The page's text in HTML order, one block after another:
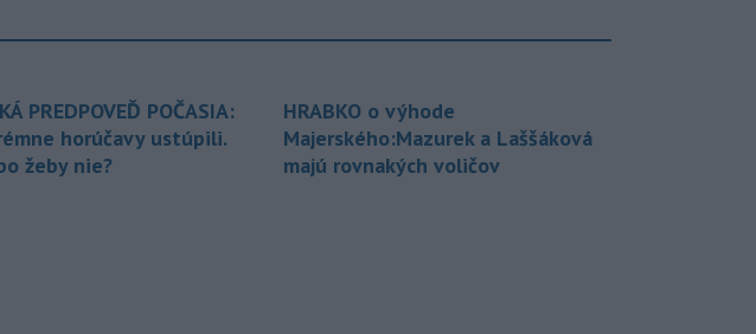
PREDPOVEĎ POČASIA:
horúčavy ustúpili.
žeby nie?
HRABKO o výhode
Majerského:Mazurek a Laššáková
majú rovnakých voličov